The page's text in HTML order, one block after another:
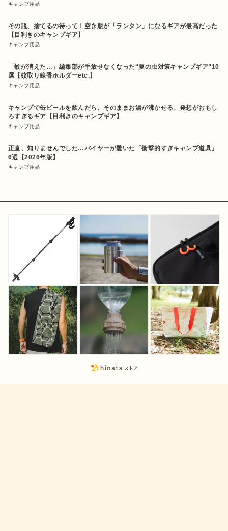
キャンプ用品
その瓶、捨てるの待って！空き瓶が「ランタン」になるギアが最高だった
【目利きのキャンプギア】
キャンプ用品
「蚊が消えた…」編集部が手放せなくなった“夏の虫対策キャンプギア”10
選【蚊取り線香ホルダーetc.】
キャンプ用品
キャンプで缶ビールを飲んだら、そのままお湯が沸かせる。発想がおもし
ろすぎるギア【目利きのキャンプギア】
キャンプ用品
正直、知りませんでした…バイヤーが驚いた「衝撃的すぎキャンプ道具」
6選【2026年版】
キャンプ用品